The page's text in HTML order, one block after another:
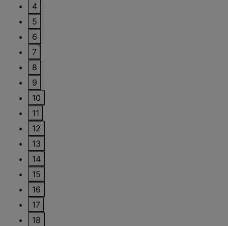
4
5
6
7
8
9
10
11
12
13
14
15
16
17
18